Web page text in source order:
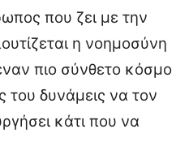
που ζει με την
η νοημοσύνη
πιο σύνθετο κόσμο
του δυνάμεις να τον
κάτι που να